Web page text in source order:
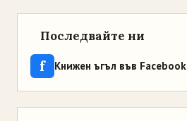
Последвайте ни
f Книжен ъгъл във Facebook